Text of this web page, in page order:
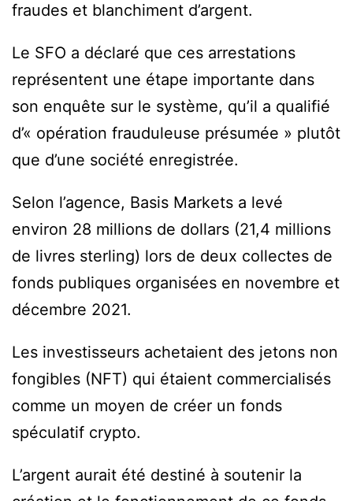
fraudes et blanchiment d’argent.
Le SFO a déclaré que ces arrestations
représentent une étape importante dans
son enquête sur le système, qu’il a qualifié
d’« opération frauduleuse présumée » plutôt
que d’une société enregistrée.
Selon l’agence, Basis Markets a levé
environ 28 millions de dollars (21,4 millions
de livres sterling) lors de deux collectes de
fonds publiques organisées en novembre et
décembre 2021.
Les investisseurs achetaient des jetons non
fongibles (NFT) qui étaient commercialisés
comme un moyen de créer un fonds
spéculatif crypto.
L’argent aurait été destiné à soutenir la